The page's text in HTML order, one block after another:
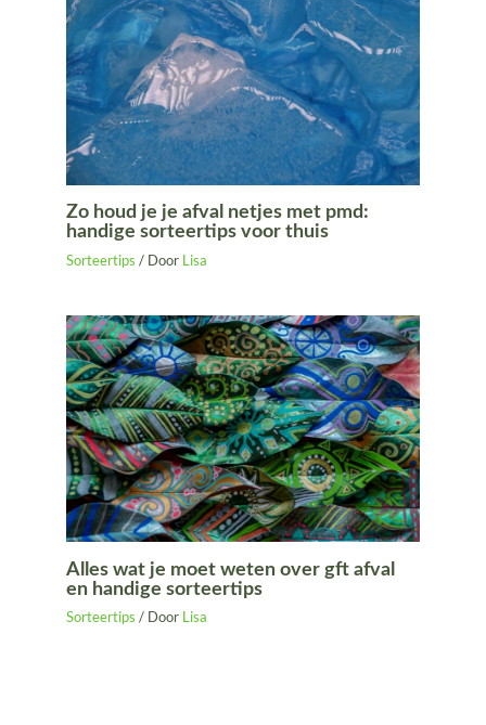
Zo houd je je afval netjes met pmd:
handige sorteertips voor thuis
Sorteertips / Door Lisa
Alles wat je moet weten over gft afval
en handige sorteertips
Sorteertips / Door Lisa